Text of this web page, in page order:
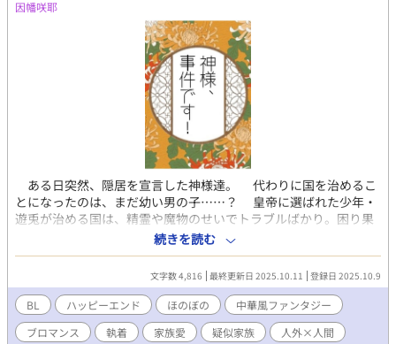
因幡咲耶
ある日突然、隠居を宣言した神様達。 代わりに国を治めるこ
とになったのは、まだ幼い男の子……？ 皇帝に選ばれた少年・
遊兎が治める国は、精霊や魔物のせいでトラブルばかり。困り果
てた遊兎が頼るのは、かつてこの国を治めていた神様達だった。
文句を言いつつも、つい遊兎を助けてしまう優しい神様達。だ
が神様達には、遊兎には言えないある「罪」があって……。 隠
居生活を送りたい神様達と、皇帝になってしまった少年との攻防
を描いた日常ファンタジー。 ※BLジャンルにしていますが、恋愛
＜家族愛のブロマンス重視です。神様達→皇帝への執着が重め。
続きを読む
文字数 4,816 最終更新日 2025.10.11 登録日 2025.10.9
BL ハッピーエンド ほのぼの
中華風ファンタジー
ブロマンス
執着 家族愛 疑似家族 人外×人間